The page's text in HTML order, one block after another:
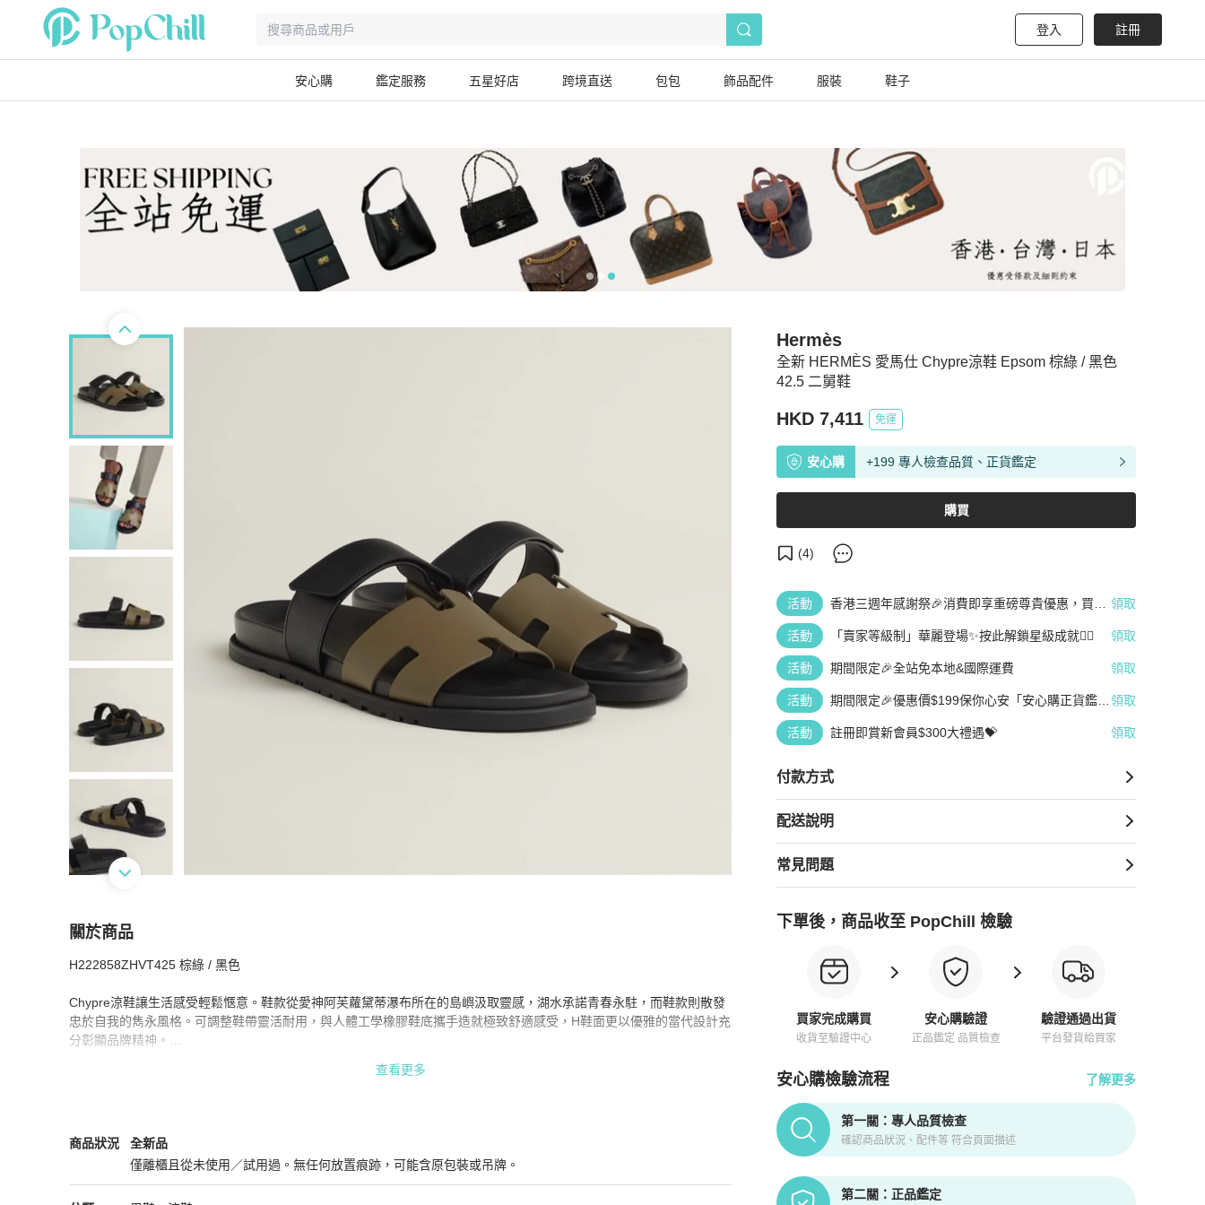
登入 註冊
安心購 鑑定服務 五星好店 跨境直送 包包 飾品配件 服裝 鞋子
全新 HERMÈS 愛馬仕 Chypre涼鞋 Epsom 棕綠 / 黑色
42.5 二舅鞋
Hermès
HKD 7,411 免運
安心購 +199 專人檢查品質、正貨鑑定
購買
(4)
活動
香港三週年感謝祭🎉消費即享重磅尊貴優惠，買越
領取
活動 「賣家等級制」華麗登場✨按此解鎖星級成就👆🏻 領取
活動 期間限定🎉全站免本地&國際運費 領取
活動
期間限定🎉優惠價$199保你心安「安心購正貨鑑
領取
活動 註冊即賞新會員$300大禮遇💝 領取
付款方式
配送說明
常見問題
下單後，商品收至 PopChill 檢驗
買家完成購買
收貨至驗證中心
安心購驗證
正品鑑定 品質檢查
驗證通過出貨
平台發貨給買家
安心購檢驗流程 了解更多
PopChill拍拍圈正品驗證、安心購檢驗流程介紹
第一關：專人品質檢查
確認商品狀況、配件等 符合頁面描述
第二關：正品鑑定
關於商品
關於全新 HERMÈS 愛馬仕 Chypre涼鞋 Epsom 棕綠 / 黑色 42.5 二舅鞋
H222858ZHVT425 棕綠 / 黑色
Chypre涼鞋讓生活感受輕鬆愜意。鞋款從愛神阿芙蘿黛蒂瀑布所在的島嶼汲取靈感，湖水承諾青春永駐，而鞋款則散發
忠於自我的雋永風格。可調整鞋帶靈活耐用，與人體工學橡膠鞋底攜手造就極致舒適感受，H鞋面更以優雅的當代設計充
分彰顯品牌精神。
小牛皮科技涼鞋，搭配人體工學橡膠鞋底和可調整鞋帶。
建議選擇您平常穿著的鞋碼。若足背較高，則可考慮選擇大半號的鞋碼。
義大利製造。
查看更多
商品狀況
Hermès男鞋商品狀態與細節
全新品
僅離櫃且從未使用／試用過。無任何放置痕跡，可能含原包裝或吊牌。
全新品